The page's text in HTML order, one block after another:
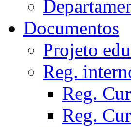
Documentos
Projeto
Reg.
Reg.
Reg.